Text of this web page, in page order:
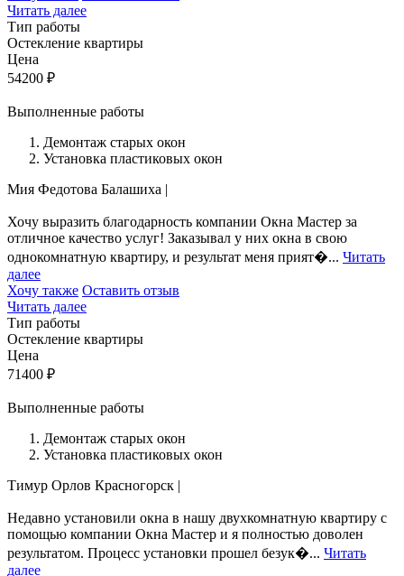
Читать далее
Тип работы
Остекление квартиры
Цена
54200 ₽
Выполненные работы
Демонтаж старых окон
Установка пластиковых окон
Мия Федотова Балашиха |
Хочу выразить благодарность компании Окна Мастер за
отличное качество услуг! Заказывал у них окна в свою
однокомнатную квартиру, и результат меня прият�... Читать
далее
Хочу также Оставить отзыв
Читать далее
Тип работы
Остекление квартиры
Цена
71400 ₽
Выполненные работы
Демонтаж старых окон
Установка пластиковых окон
Тимур Орлов Красногорск |
Недавно установили окна в нашу двухкомнатную квартиру с
помощью компании Окна Мастер и я полностью доволен
результатом. Процесс установки прошел безук�... Читать
далее